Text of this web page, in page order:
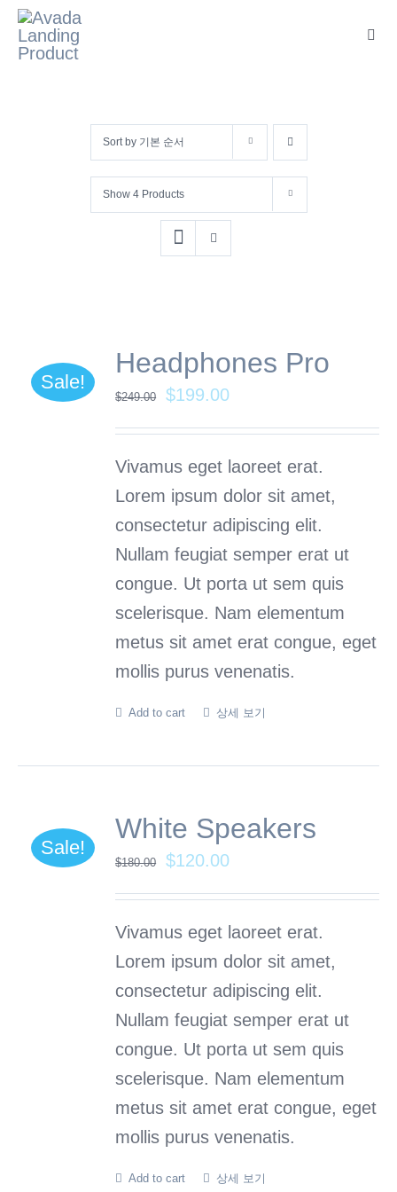
Sort by 기본 순서
Show 4 Products
Sale!
Headphones Pro
$249.00 $199.00
Vivamus eget laoreet erat.
Lorem ipsum dolor sit amet,
consectetur adipiscing elit.
Nullam feugiat semper erat ut
congue. Ut porta ut sem quis
scelerisque. Nam elementum
metus sit amet erat congue, eget
mollis purus venenatis.
Add to cart 상세 보기
Sale!
White Speakers
$180.00 $120.00
Vivamus eget laoreet erat.
Lorem ipsum dolor sit amet,
consectetur adipiscing elit.
Nullam feugiat semper erat ut
congue. Ut porta ut sem quis
scelerisque. Nam elementum
metus sit amet erat congue, eget
mollis purus venenatis.
Add to cart 상세 보기